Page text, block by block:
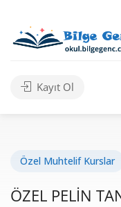
Kayıt Ol
Özel Muhtelif Kurslar
ÖZEL PELİN